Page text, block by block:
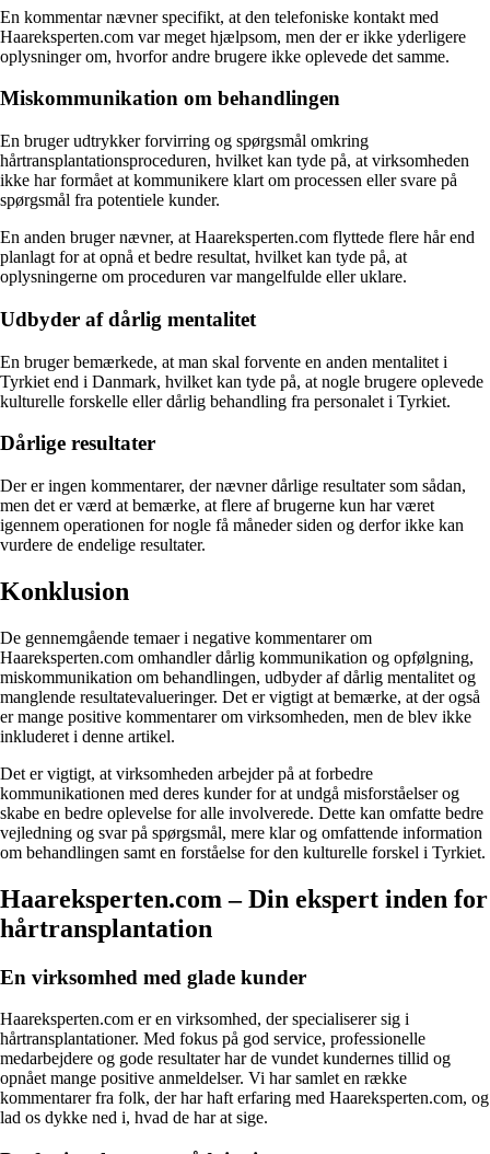
En kommentar nævner specifikt, at den telefoniske kontakt med
Haareksperten.com var meget hjælpsom, men der er ikke yderligere
oplysninger om, hvorfor andre brugere ikke oplevede det samme.
Miskommunikation om behandlingen
En bruger udtrykker forvirring og spørgsmål omkring
hårtransplantationsproceduren, hvilket kan tyde på, at virksomheden
ikke har formået at kommunikere klart om processen eller svare på
spørgsmål fra potentiele kunder.
En anden bruger nævner, at Haareksperten.com flyttede flere hår end
planlagt for at opnå et bedre resultat, hvilket kan tyde på, at
oplysningerne om proceduren var mangelfulde eller uklare.
Udbyder af dårlig mentalitet
En bruger bemærkede, at man skal forvente en anden mentalitet i
Tyrkiet end i Danmark, hvilket kan tyde på, at nogle brugere oplevede
kulturelle forskelle eller dårlig behandling fra personalet i Tyrkiet.
Dårlige resultater
Der er ingen kommentarer, der nævner dårlige resultater som sådan,
men det er værd at bemærke, at flere af brugerne kun har været
igennem operationen for nogle få måneder siden og derfor ikke kan
vurdere de endelige resultater.
Konklusion
De gennemgående temaer i negative kommentarer om
Haareksperten.com omhandler dårlig kommunikation og opfølgning,
miskommunikation om behandlingen, udbyder af dårlig mentalitet og
manglende resultatevalueringer. Det er vigtigt at bemærke, at der også
er mange positive kommentarer om virksomheden, men de blev ikke
inkluderet i denne artikel.
Det er vigtigt, at virksomheden arbejder på at forbedre
kommunikationen med deres kunder for at undgå misforståelser og
skabe en bedre oplevelse for alle involverede. Dette kan omfatte bedre
vejledning og svar på spørgsmål, mere klar og omfattende information
om behandlingen samt en forståelse for den kulturelle forskel i Tyrkiet.
Haareksperten.com – Din ekspert inden for
hårtransplantation
En virksomhed med glade kunder
Haareksperten.com er en virksomhed, der specialiserer sig i
hårtransplantationer. Med fokus på god service, professionelle
medarbejdere og gode resultater har de vundet kundernes tillid og
opnået mange positive anmeldelser. Vi har samlet en række
kommentarer fra folk, der har haft erfaring med Haareksperten.com, og
lad os dykke ned i, hvad de har at sige.